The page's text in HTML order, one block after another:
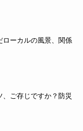
ローカルの風景、関係
、ご存じですか？防災